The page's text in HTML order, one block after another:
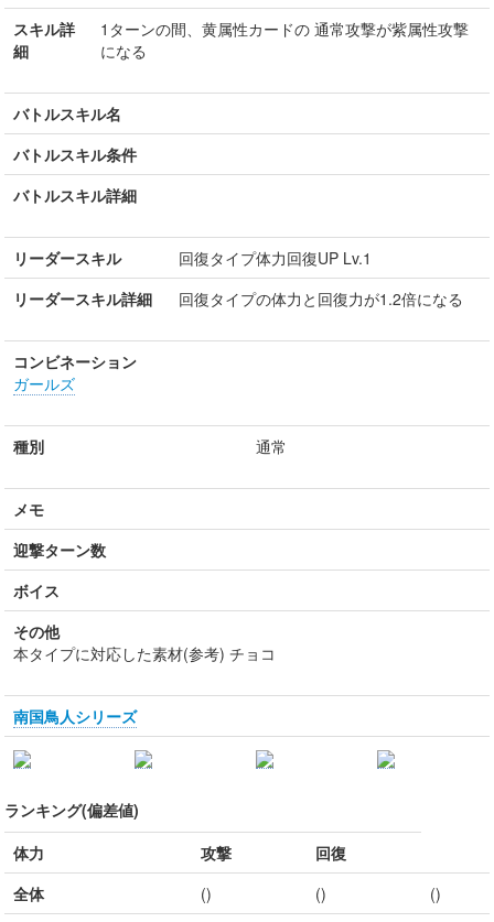
スキル詳
細
1ターンの間、黄属性カードの 通常攻撃が紫属性攻撃
になる
バトルスキル名
バトルスキル条件
バトルスキル詳細
リーダースキル
回復タイプ体力回復UP Lv.1
リーダースキル詳細
回復タイプの体力と回復力が1.2倍になる
コンビネーション
ガールズ
種別 通常
メモ
迎撃ターン数
ボイス
その他
本タイプに対応した素材(参考) チョコ
南国鳥人シリーズ
ランキング(偏差値)
体力
攻撃
回復
全体
() ()
()